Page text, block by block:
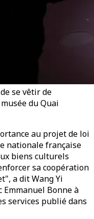
se vêtir de
du Quai
au projet de loi
nationale française
biens culturels
sa coopération
a dit Wang Yi
Bonne à
services publié dans